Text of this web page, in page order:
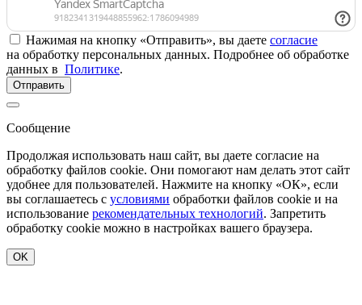
Нажимая на кнопку «Отправить», вы даете согласие
на обработку персональных данных. Подробнее об обработке
данных в Политике.
Отправить
Сообщение
Продолжая использовать наш сайт, вы даете согласие на
обработку файлов cookie. Они помогают нам делать этот сайт
удобнее для пользователей. Нажмите на кнопку «ОК», если
вы соглашаетесь с условиями обработки файлов cookie и на
использование рекомендательных технологий. Запретить
обработку cookie можно в настройках вашего браузера.
OK